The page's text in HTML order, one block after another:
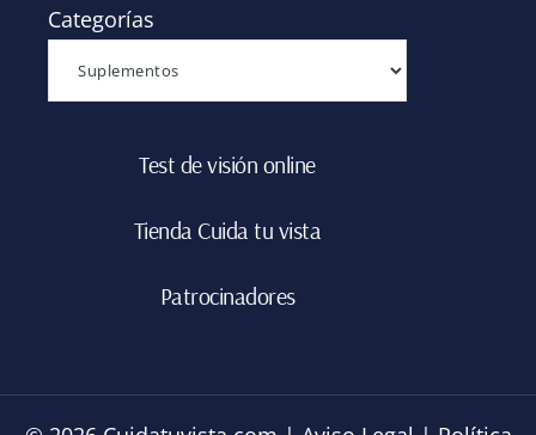
Categorías
Test de visión online
Tienda Cuida tu vista
Patrocinadores